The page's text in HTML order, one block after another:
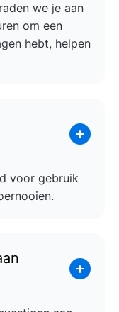
we je aan
om een
hebt, helpen
voor gebruik